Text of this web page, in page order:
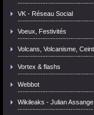
VK - Réseau Social
Voeux, Festivités
Volcans, Volcanisme,
Vortex & flashs
Webbot
Wikileaks - Julian